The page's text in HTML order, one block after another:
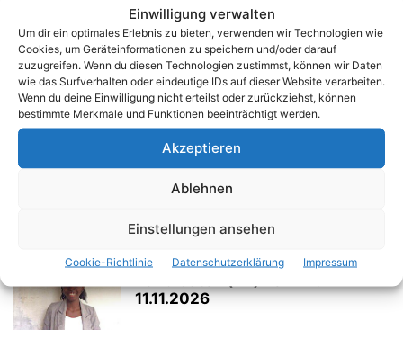
Einwilligung verwalten
Um dir ein optimales Erlebnis zu bieten, verwenden wir Technologien wie
Cookies, um Geräteinformationen zu speichern und/oder darauf
zuzugreifen. Wenn du diesen Technologien zustimmst, können wir Daten
wie das Surfverhalten oder eindeutige IDs auf dieser Website verarbeiten.
Wenn du deine Einwilligung nicht erteilst oder zurückziehst, können
bestimmte Merkmale und Funktionen beeinträchtigt werden.
Akzeptieren
Ablehnen
Einstellungen ansehen
Cookie-Richtlinie Datenschutzerklärung Impressum
Clarisse aus Madagaskar –
Visumtermin am: 09.10.2026
Natacha, aus Madagaskar mit
Madagassische Au-Pair-
11.11.2026